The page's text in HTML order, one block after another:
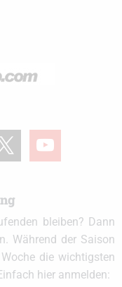
youtube
bleiben? Dann
Während der Saison
die wichtigsten
hier anmelden: